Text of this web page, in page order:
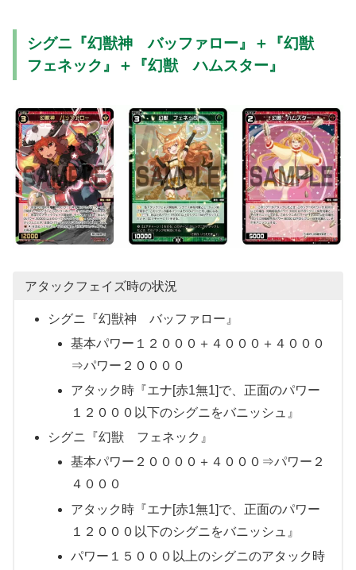
シグニ『幻獣神 バッファロー』＋『幻獣
フェネック』＋『幻獣 ハムスター』
アタックフェイズ時の状況
シグニ『幻獣神 バッファロー』
基本パワー１２０００＋４０００＋４０００
⇒パワー２００００
アタック時『エナ[赤1無1]で、正面のパワー
１２０００以下のシグニをバニッシュ』
シグニ『幻獣 フェネック』
基本パワー２００００＋４０００⇒パワー２
４０００
アタック時『エナ[赤1無1]で、正面のパワー
１２０００以下のシグニをバニッシュ』
パワー１５０００以上のシグニのアタック時